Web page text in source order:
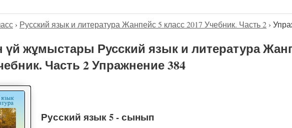
› Русский язык и литература Жанпейс 5 класс 2017 Учебник. Часть 2 ›
жұмыстары Русский язык и литература
Часть 2 Упражнение 384
Русский язык 5 - сынып